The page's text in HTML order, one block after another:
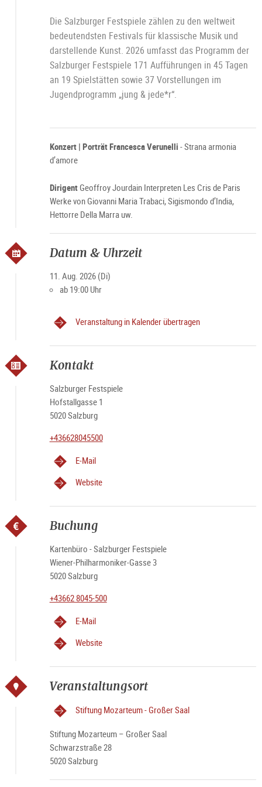
Die Salzburger Festspiele zählen zu den weltweit
bedeutendsten Festivals für klassische Musik und
darstellende Kunst. 2026 umfasst das Programm der
Salzburger Festspiele 171 Aufführungen in 45 Tagen
an 19 Spielstätten sowie 37 Vorstellungen im
Jugendprogramm „jung & jede*r“.
Konzert | Porträt Francesca Verunelli - Strana armonia
d’amore
Dirigent Geoffroy Jourdain Interpreten Les Cris de Paris
Werke von Giovanni Maria Trabaci, Sigismondo d’India,
Hettorre Della Marra uw.
Datum & Uhrzeit
11. Aug. 2026 (Di)
ab 19:00 Uhr
Veranstaltung in Kalender übertragen
Kontakt
Salzburger Festspiele
Hofstallgasse 1
5020 Salzburg
+436628045500
E-Mail
Website
Buchung
Kartenbüro - Salzburger Festspiele
Wiener-Philharmoniker-Gasse 3
5020 Salzburg
+43662 8045-500
E-Mail
Website
Veranstaltungsort
Stiftung Mozarteum - Großer Saal
Stiftung Mozarteum – Großer Saal
Schwarzstraße 28
5020 Salzburg